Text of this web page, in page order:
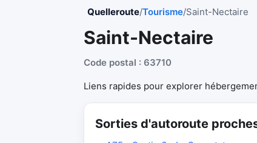
Quelleroute/Tourisme/Saint-Nectaire
Saint-Nectaire
Code postal : 63710
Liens rapides pour explorer
Sorties d'autoroute